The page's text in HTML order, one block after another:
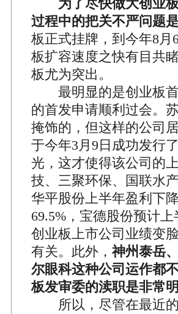
为了尽快做大创业
过程中的把关不严问题
板正式挂牌，到今年8月
板扩容速度之快有目共
板尤为突出。
最明显的是创业板首
的首发申请顺利过会。
掩饰的，但这样的公司
于今年3月9日成功发行
光，这才使得该公司的
技、三聚环保、国联水
华平股份上半年盈利下
69.5%，宝德股份预计
创业板上市公司业绩变
有关。此外，神州泰岳
尔眼科这种公司运作都
板发审委的渎职是非常明
所以，尽管在最近的